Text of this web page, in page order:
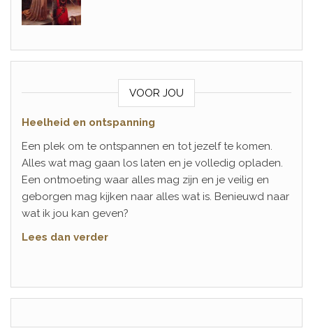
VOOR JOU
Heelheid en ontspanning
Een plek om te ontspannen en tot jezelf te komen.
Alles wat mag gaan los laten en je volledig opladen.
Een ontmoeting waar alles mag zijn en je veilig en
geborgen mag kijken naar alles wat is. Benieuwd naar
wat ik jou kan geven?
Lees dan verder